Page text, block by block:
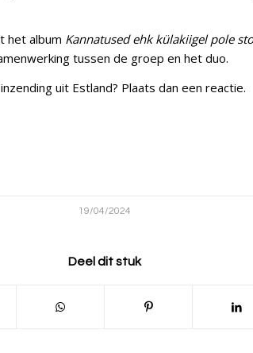
het album Kannatused ehk külakiigel pole
tussen de groep en het duo.
uit Estland? Plaats dan een reactie.
19/04/2024
Deel dit stuk